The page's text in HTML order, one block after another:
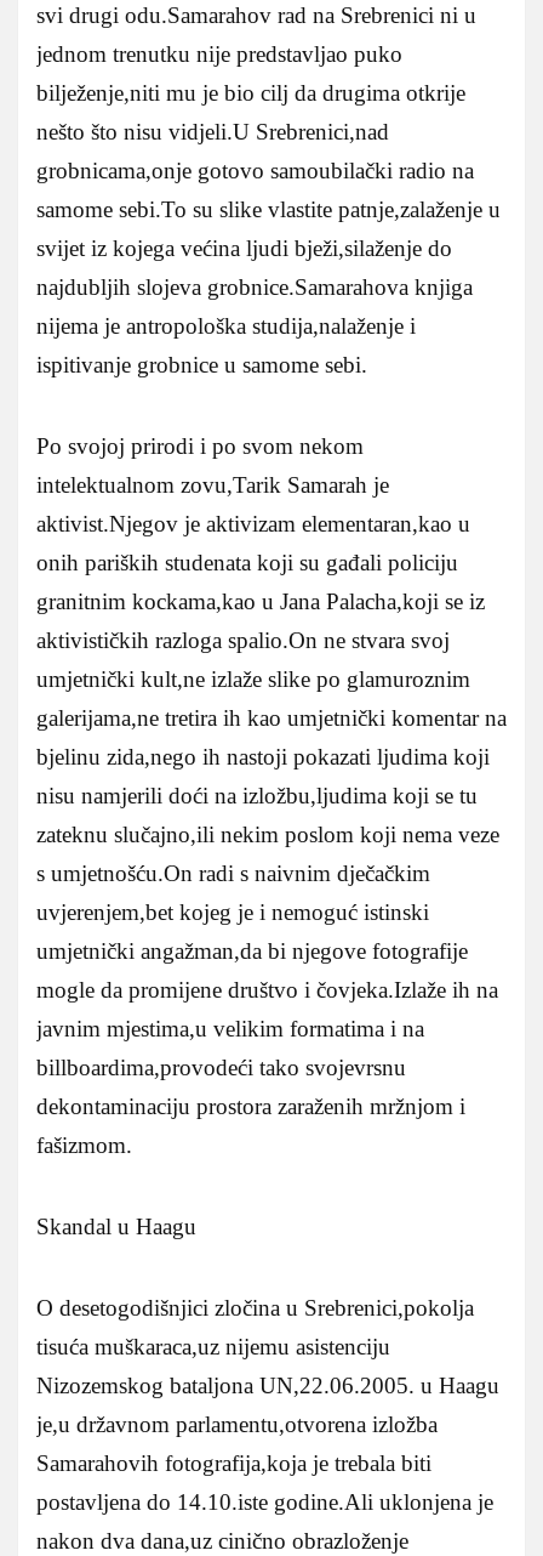
svi drugi odu.Samarahov rad na Srebrenici ni u
jednom trenutku nije predstavljao puko
bilježenje,niti mu je bio cilj da drugima otkrije
nešto što nisu vidjeli.U Srebrenici,nad
grobnicama,onje gotovo samoubilački radio na
samome sebi.To su slike vlastite patnje,zalaženje u
svijet iz kojega većina ljudi bježi,silaženje do
najdubljih slojeva grobnice.Samarahova knjiga
nijema je antropološka studija,nalaženje i
ispitivanje grobnice u samome sebi.
Po svojoj prirodi i po svom nekom
intelektualnom zovu,Tarik Samarah je
aktivist.Njegov je aktivizam elementaran,kao u
onih pariških studenata koji su gađali policiju
granitnim kockama,kao u Jana Palacha,koji se iz
aktivističkih razloga spalio.On ne stvara svoj
umjetnički kult,ne izlaže slike po glamuroznim
galerijama,ne tretira ih kao umjetnički komentar na
bjelinu zida,nego ih nastoji pokazati ljudima koji
nisu namjerili doći na izložbu,ljudima koji se tu
zateknu slučajno,ili nekim poslom koji nema veze
s umjetnošću.On radi s naivnim dječačkim
uvjerenjem,bet kojeg je i nemoguć istinski
umjetnički angažman,da bi njegove fotografije
mogle da promijene društvo i čovjeka.Izlaže ih na
javnim mjestima,u velikim formatima i na
billboardima,provodeći tako svojevrsnu
dekontaminaciju prostora zaraženih mržnjom i
fašizmom.
Skandal u Haagu
O desetogodišnjici zločina u Srebrenici,pokolja
tisuća muškaraca,uz nijemu asistenciju
Nizozemskog bataljona UN,22.06.2005. u Haagu
je,u državnom parlamentu,otvorena izložba
Samarahovih fotografija,koja je trebala biti
postavljena do 14.10.iste godine.Ali uklonjena je
nakon dva dana,uz cinično obrazloženje